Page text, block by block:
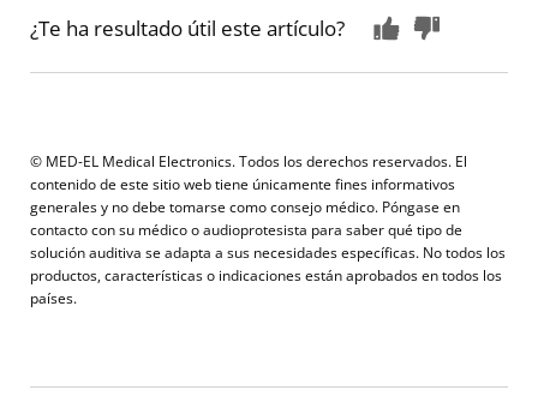
¿Te ha resultado útil este artículo?
© MED-EL Medical Electronics. Todos los derechos reservados. El
contenido de este sitio web tiene únicamente fines informativos
generales y no debe tomarse como consejo médico. Póngase en
contacto con su médico o audioprotesista para saber qué tipo de
solución auditiva se adapta a sus necesidades específicas. No todos los
productos, características o indicaciones están aprobados en todos los
países.